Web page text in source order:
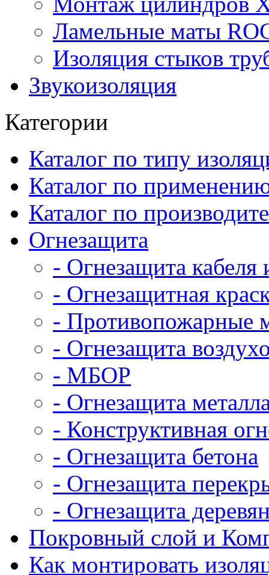
Ламельные маты
Изоляция стыков
Звукоизоляция
Категории
Каталог по типу
Каталог по
Каталог по
Огнезащита
- Огнезащита
- Огнезащитная
- Противопожарные
- Огнезащита
- МБОР
- Огнезащита
- Конструктивная
- Огнезащита бетона
- Огнезащита
- Огнезащита
Покровный слой и
Как монтировать